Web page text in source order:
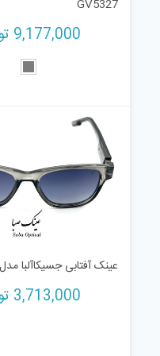
GV5327
9,177,000
عینک آفتابی جسیکاآلبا مدل
3,713,000